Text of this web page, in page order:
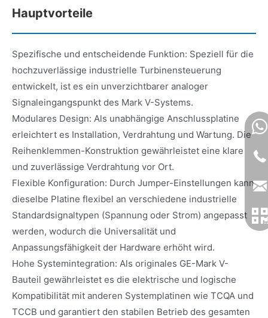
Hauptvorteile
Spezifische und entscheidende Funktion: Speziell für die
hochzuverlässige industrielle Turbinensteuerung
entwickelt, ist es ein unverzichtbarer analoger
Signaleingangspunkt des Mark V-Systems.
Modulares Design: Als unabhängige Anschlussplatine
erleichtert es Installation, Verdrahtung und Wartung. Die
Reihenklemmen-Konstruktion gewährleistet eine klare
und zuverlässige Verdrahtung vor Ort.
Flexible Konfiguration: Durch Jumper-Einstellungen kann
dieselbe Platine flexibel an verschiedene industrielle
Standardsignaltypen (Spannung oder Strom) angepasst
werden, wodurch die Universalität und
Anpassungsfähigkeit der Hardware erhöht wird.
Hohe Systemintegration: Als originales GE-Mark V-
Bauteil gewährleistet es die elektrische und logische
Kompatibilität mit anderen Systemplatinen wie TCQA und
TCCB und garantiert den stabilen Betrieb des gesamten